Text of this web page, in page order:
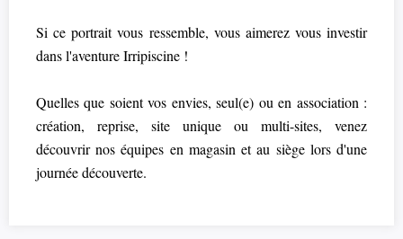
Si ce portrait vous ressemble, vous aimerez vous investir
dans l'aventure Irripiscine !
Quelles que soient vos envies, seul(e) ou en association :
création, reprise, site unique ou multi-sites, venez
découvrir nos équipes en magasin et au siège lors d'une
journée découverte.